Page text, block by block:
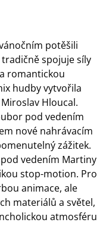
potěšili
spojuje síly
romantickou
hudby vytvořila
Hloucal.
pod vedením
nové nahrávacím
zážitek.
vedením Martiny
stop-motion. Pro
animace, ale
materiálů a světel,
atmosféru